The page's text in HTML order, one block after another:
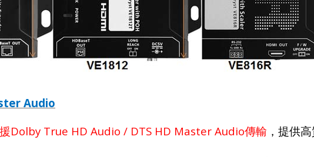
Audio
Dolby True HD Audio / DTS HD Master Audio傳輸 ，提供